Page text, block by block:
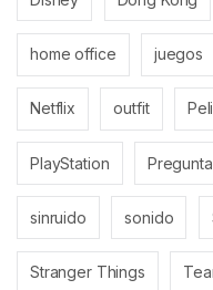
home office juegos
Netflix outfit
PlayStation
sinruido sonido
Stranger Things